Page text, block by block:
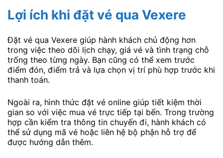
Lợi ích khi đặt vé qua Vexere
Đặt vé qua Vexere giúp hành khách chủ động hơn
trong việc theo dõi lịch chạy, giá vé và tình trạng chỗ
trống theo từng ngày. Bạn cũng có thể xem trước
điểm đón, điểm trả và lựa chọn vị trí phù hợp trước khi
thanh toán.
Ngoài ra, hình thức đặt vé online giúp tiết kiệm thời
gian so với việc mua vé trực tiếp tại bến. Trong trường
hợp cần kiểm tra thông tin chuyến đi, hành khách có
thể sử dụng mã vé hoặc liên hệ bộ phận hỗ trợ để
được hướng dẫn thêm.